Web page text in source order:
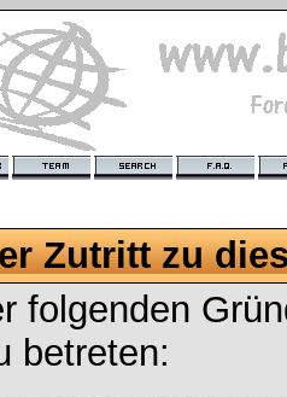
Zutritt zu
folgenden
betreten: